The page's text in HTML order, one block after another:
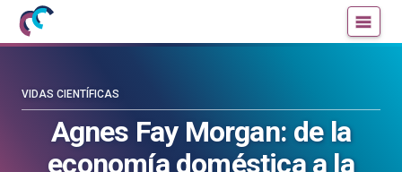
Mujeres
con
blog
Agnes Fay Morgan: de la
economía doméstica a la
VIDAS CIENTÍFICAS